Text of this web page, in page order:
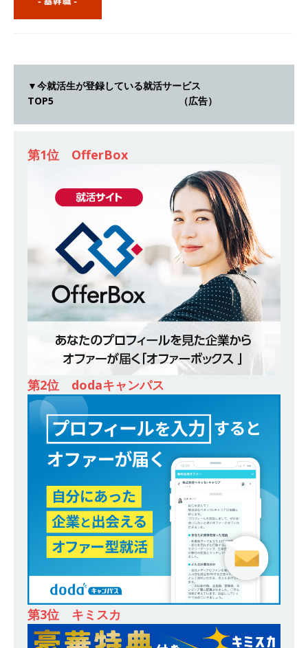
土日祝完全休み ｜ 売上高1,138億円 ｜ プライム
体育会積極採用企業
[ 2026年5月14日 ] 【 28卒 ｜ 適性検査合否免
除・面接確約!! ｜ 1dayインターンあり 】 東京勤
務限定 ｜ 世界No.1の不動産投資市場東京で投資
住宅販売をリードする企業 ｜ 土地仕入れから物
件販売までを担う ｜ 平均年収809万 ｜ 年間休日
130日・土日祝完全休み ｜ スタンダード上場 ｜
明豊エンタープライズ
体育会積極採用企業
[ 2026年5月14日 ]
【 28卒 ｜ オープンカンパニ
ー｜東京勤務・転勤なし ｜ 文理不問 】 7期連続
200％増収!! ｜ 様々な業界の知識・スキルを身に
付けることが可能 ｜ データ分析のエキスパート
としてクライアントの課題を解決 ｜ 土日祝完全
極採用企業
[ 2026年5月14日 ]
【 28卒 ｜ 東京勤務・転勤な
し 】 食品・生鮮業界に特化した人材紹介サービ
スを提供するベンチャー企業 ｜ 設立から毎年黒
字経営。売上は常に右肩上がり ｜ 未経験から営
業として成長・収入アップが目指せる環境 ｜ オ
体育会積極採用企業
[ 2026年5月13日 ]
【 28卒 ｜ トップ企業内定の
登竜門!! 満足度98％のインターン 】 東京勤務・
転勤なし ｜ 文系IT未経験でもOK ｜ 新卒の3年以
▼今就活生が登録している就活サービス
TOP5 （広告）
第1位 OfferBox
第2位 dodaキャンパス
第3位 キミスカ